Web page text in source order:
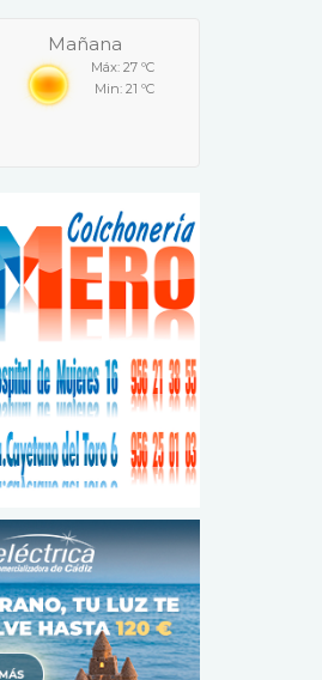
Mañana
Máx: 27 ºC
Min: 21 ºC